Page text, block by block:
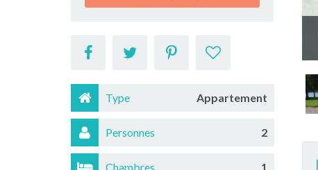
Type Appartement
Personnes 2
Chambres 1